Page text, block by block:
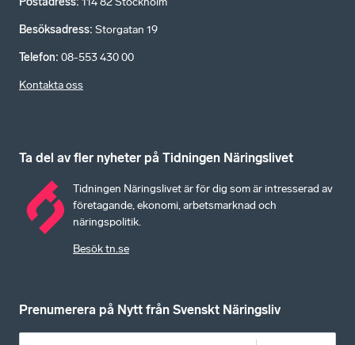
Besöksadress: Storgatan 19
Telefon: 08-553 430 00
Kontakta oss
Ta del av fler nyheter på Tidningen Näringslivet
Tidningen Näringslivet är för dig som är intresserad av
företagande, ekonomi, arbetsmarknad och
näringspolitik.
Besök tn.se
Prenumerera på Nytt från Svenskt Näringsliv